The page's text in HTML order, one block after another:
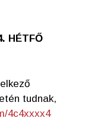
HÉTFŐ
tudnak,
4c4xxxx4